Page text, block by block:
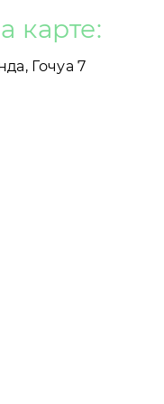
карте:
Гочуа 7